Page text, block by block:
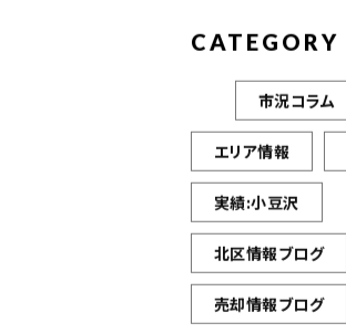
CATEGORY
市況コラム
エリア情報
実績:小豆沢
北区情報ブログ
売却情報ブログ